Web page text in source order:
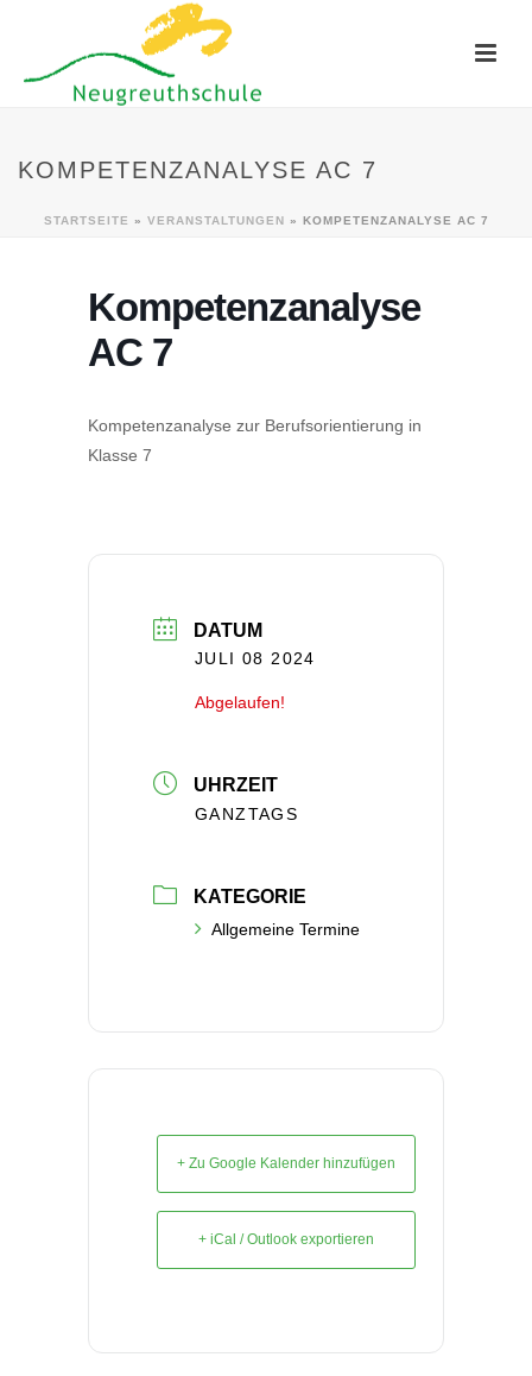
KOMPETENZANALYSE AC 7
STARTSEITE » VERANSTALTUNGEN » KOMPETENZANALYSE AC 7
Kompetenzanalyse
AC 7
Kompetenzanalyse zur Berufsorientierung in
Klasse 7
DATUM
JULI 08 2024
Abgelaufen!
UHRZEIT
GANZTAGS
KATEGORIE
Allgemeine Termine
+ Zu Google Kalender hinzufügen
+ iCal / Outlook exportieren